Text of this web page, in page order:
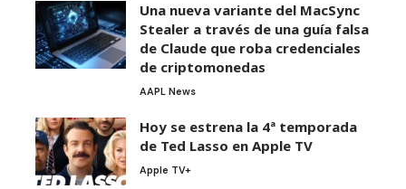
Una nueva variante del MacSync
Stealer a través de una guía falsa
de Claude que roba credenciales
de criptomonedas
AAPL News
Hoy se estrena la 4ª temporada
de Ted Lasso en Apple TV
Apple TV+